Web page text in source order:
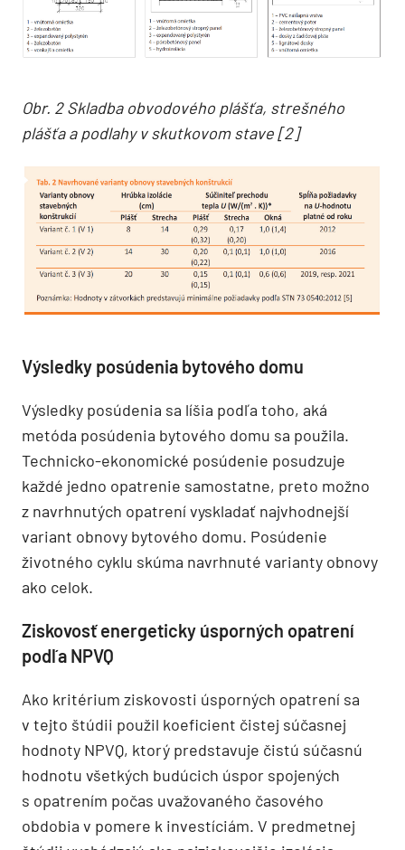
Obr. 2 Skladba obvodového plášťa, strešného
plášťa a podlahy v skutkovom stave [2]
Výsledky posúdenia bytového domu
Výsledky posúdenia sa líšia podľa toho, aká
metóda posúdenia bytového domu sa použila.
Technicko-ekonomické posúdenie posudzuje
každé jedno opatrenie samostatne, preto možno
z navrhnutých opatrení vyskladať najvhodnejší
variant obnovy bytového domu. Posúdenie
životného cyklu skúma navrhnuté varianty obnovy
ako celok.
Ziskovosť energeticky úsporných opatrení
podľa NPVQ
Ako kritérium ziskovosti úsporných opatrení sa
v tejto štúdii použil koeficient čistej súčasnej
hodnoty NPVQ, ktorý predstavuje čistú súčasnú
hodnotu všetkých budúcich úspor spojených
s opatrením počas uvažovaného časového
obdobia v pomere k investíciám. V predmetnej